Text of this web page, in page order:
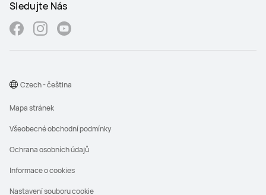
Sledujte Nás
Mapa stránek
Všeobecné obchodní podmínky
Ochrana osobních údajů
Informace o cookies
Nastavení souboru cookie
Czech - čeština